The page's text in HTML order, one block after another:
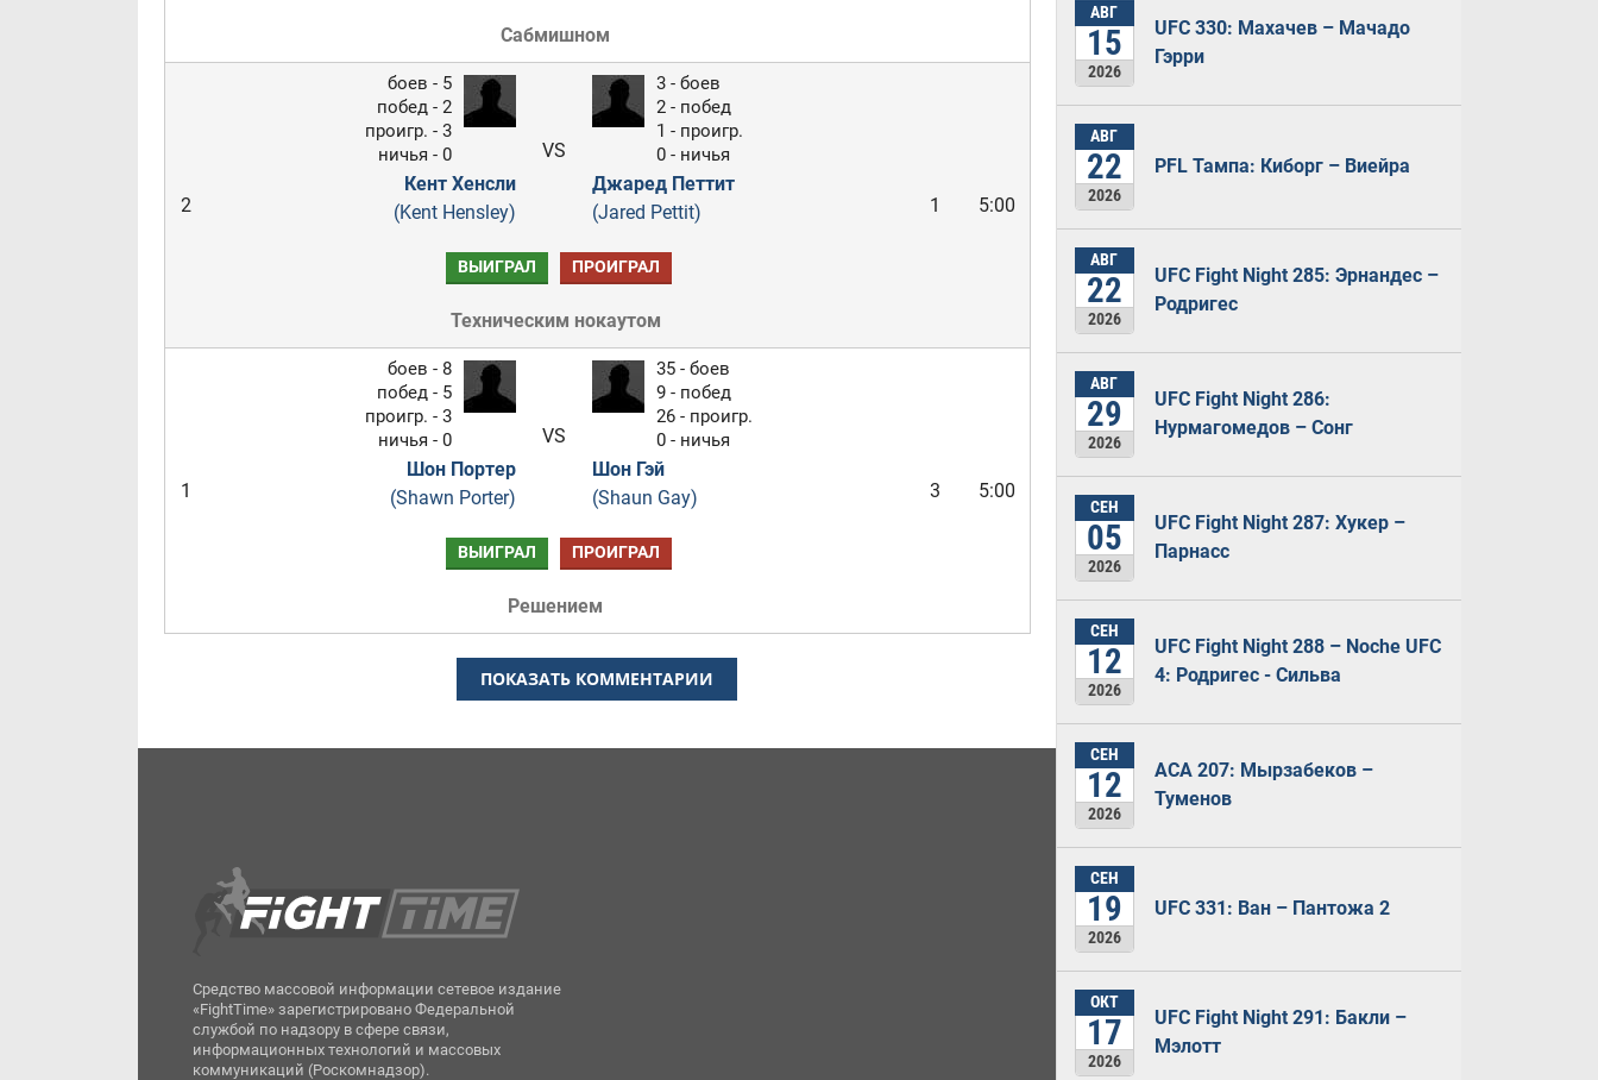
Сабмишном
2
боев - 5
побед - 2
проигр. - 3
ничья - 0
Кент Хенсли
(Kent Hensley)
VS
3 - боев
2 - побед
1 - проигр.
0 - ничья
Джаред Петтит
(Jared Pettit)
1 5:00
ВЫИГРАЛ ПРОИГРАЛ
Техническим нокаутом
1
боев - 8
побед - 5
проигр. - 3
ничья - 0
Шон Портер
(Shawn Porter)
VS
35 - боев
9 - побед
26 - проигр.
0 - ничья
Шон Гэй
(Shaun Gay)
3 5:00
ВЫИГРАЛ ПРОИГРАЛ
Решением
ПОКАЗАТЬ КОММЕНТАРИИ
АВГ
15
2026
UFC 330: Махачев – Мачадо
Гэрри
АВГ
22
2026
PFL Тампа: Киборг – Виейра
АВГ
22
2026
UFC Fight Night 285: Эрнандес –
Родригес
АВГ
29
2026
UFC Fight Night 286:
Нурмагомедов – Сонг
СЕН
05
2026
UFC Fight Night 287: Хукер –
Парнасс
СЕН
12
2026
UFC Fight Night 288 – Noche UFC
4: Родригес - Сильва
СЕН
12
2026
ACA 207: Мырзабеков –
Туменов
СЕН
19
2026
UFC 331: Ван – Пантожа 2
ОКТ
17
2026
UFC Fight Night 291: Бакли –
Мэлотт
Средство массовой информации сетевое издание
«FightTime» зарегистрировано Федеральной
службой по надзору в сфере связи,
информационных технологий и массовых
коммуникаций (Роскомнадзор).